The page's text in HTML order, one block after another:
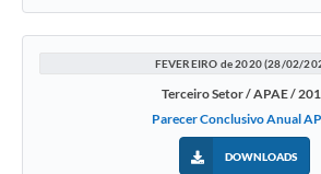
Notícias
FEVEREIRO de 2020 (28/02/
Terceiro Setor / APAE /
Parecer Conclusivo Anual
DOWNLOADS